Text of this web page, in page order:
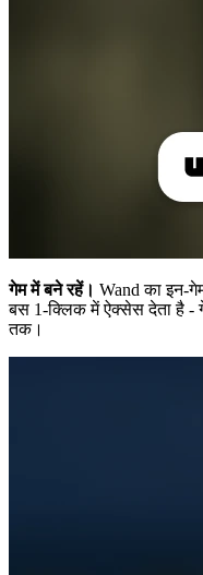
गेम में बने रहें। Wand का इन-
बस 1-क्लिक में ऐक्सेस देता है -
तक।